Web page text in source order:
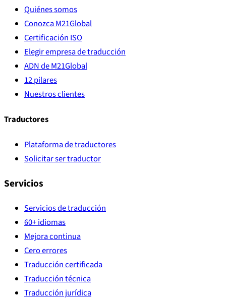
Quiénes somos
Conozca M21Global
Certificación ISO
Elegir empresa de traducción
ADN de M21Global
12 pilares
Nuestros clientes
Traductores
Plataforma de traductores
Solicitar ser traductor
Servicios
Servicios de traducción
60+ idiomas
Mejora continua
Cero errores
Traducción certificada
Traducción técnica
Traducción jurídica